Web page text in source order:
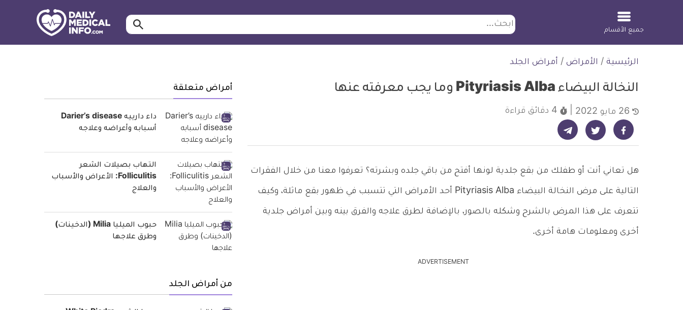
ابحث ابحث…
جميع الأقسام
الرئيسية / الأمراض / أمراض الجلد
النخالة البيضاء Pityriasis Alba وما يجب معرفته عنها
4 دقائق قراءة
شارك على فيسبوك - ديلي ميديكال انفو شارك على تويتر - ديلي ميديكال انفو شارك على تيليجرام - ديلي ميديكال انفو
هل تعاني أنت أو طفلك من بقع جلدية لونها أفتح من باقي جلده وبشرته؟ تعرفوا معنا من خلال الفقرات
التالية على مرض النخالة البيضاء Pityriasis Alba أحد الأمراض التي تتسبب في ظهور بقع ماثلة، وكيف
تتعرف على هذا المرض بالشرح وشكله بالصور، بالإضافة لطرق علاجه والفرق بينه وبين أمراض جلدية
أخرى ومعلومات هامة أخرى.
ADVERTISEMENT
أمراض متعلقة
داء دارييه Darier’s disease
أسبابه وأعراضه وعلاجه
التهاب بصيلات الشعر
Folliculitis: الأعراض والأسباب
والعلاج
حبوب الميليا Milia (الدخينات)
وطرق علاجها
من أمراض الجلد